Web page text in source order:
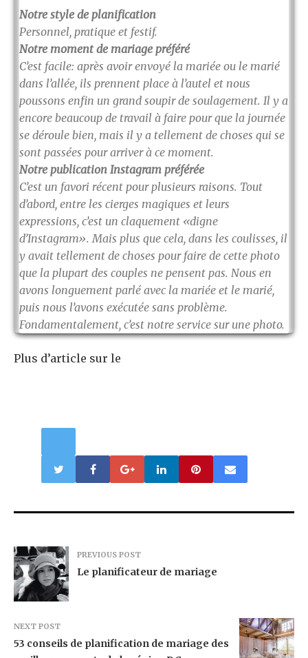
Notre style de planification
Personnel, pratique et festif.
Notre moment de mariage préféré
C’est facile: après avoir envoyé la mariée ou le marié
dans l’allée, ils prennent place à l’autel et nous
poussons enfin un grand soupir de soulagement. Il y a
encore beaucoup de travail à faire pour que la journée
se déroule bien, mais il y a tellement de choses qui se
sont passées pour arriver à ce moment.
Notre publication Instagram préférée
C’est un favori récent pour plusieurs raisons. Tout
d’abord, entre les cierges magiques et leurs
expressions, c’est un claquement «digne
d’Instagram». Mais plus que cela, dans les coulisses, il
y avait tellement de choses pour faire de cette photo
que la plupart des couples ne pensent pas. Nous en
avons longuement parlé avec la mariée et le marié,
puis nous l’avons exécutée sans problème.
Fondamentalement, c’est notre service sur une photo.
Plus d’article sur le
PREVIOUS POST
Le planificateur de mariage
NEXT POST
53 conseils de planification de mariage des